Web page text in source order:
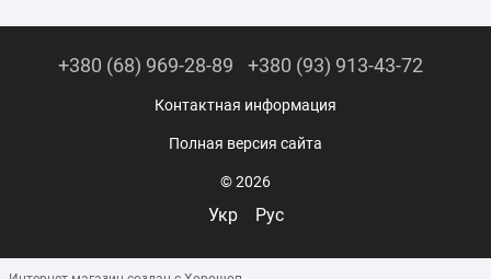
+380 (68) 969-28-89 +380 (93) 913-43-72
Контактная информация
Полная версия сайта
© 2026
Укр Рус